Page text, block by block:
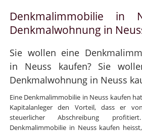
Denkmalimmobilie in
Denkmalwohnung in
Sie wollen eine
in Neuss kaufen? Sie
Denkmalwohnung in Neuss
Eine Denkmalimmobilie in Neuss kaufen
Kapitalanleger den Vorteil, dass er
steuerlicher Abschreibung
Denkmalimmobilie in Neuss kaufen